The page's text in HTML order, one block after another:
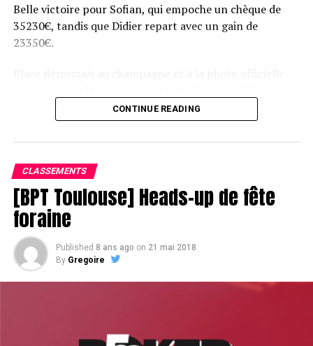
Belle victoire pour Sofian, qui empoche un chèque de
35230€, tandis que Didier repart avec un gain de
23350€.
CONTINUE READING
CLASSEMENTS
[BPT Toulouse] Heads-up de fête
foraine
Published 8 ans ago on 21 mai 2018
By Gregoire